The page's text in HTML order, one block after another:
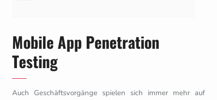
Mobile App Penetration
Testing
Auch Geschäftsvorgänge spielen sich immer mehr auf